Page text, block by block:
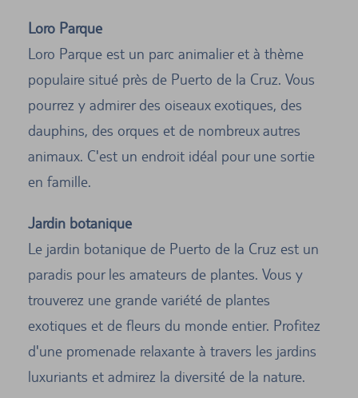
Loro Parque
Loro Parque est un parc animalier et à thème
populaire situé près de Puerto de la Cruz. Vous
pourrez y admirer des oiseaux exotiques, des
dauphins, des orques et de nombreux autres
animaux. C'est un endroit idéal pour une sortie
en famille.
Jardin botanique
Le jardin botanique de Puerto de la Cruz est un
paradis pour les amateurs de plantes. Vous y
trouverez une grande variété de plantes
exotiques et de fleurs du monde entier. Profitez
d'une promenade relaxante à travers les jardins
luxuriants et admirez la diversité de la nature.